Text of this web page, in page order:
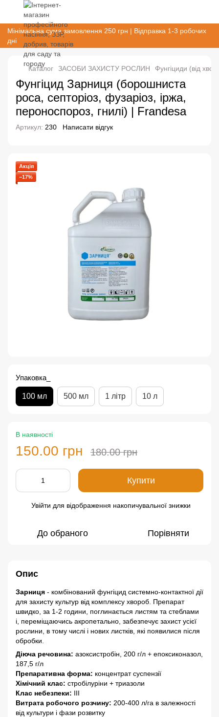
Мінімальна сума замовлення 250 грн | Відправка 1-3 робочих
дні
Каталог ЗАСОБИ ЗАХИСТУ РОСЛИН Фунгіциди (від
Фунгіцид Зарниця (борошниста
роса, септоріоз, фузаріоз, іржа,
пероноспороз, гнилі) | Frandesa
Артикул: 230 Написати відгук
Акція
−17%
Упаковка_
100 мл 500 мл 1 літр 10 л
В наявності
150.00 грн 180.00 грн
Купити
Увійти для відображення накопичувальної знижки
До обраного Порівняти
Опис
Зарниця - комбінований фунгіцид системно-контактної дії
для захисту культур від комплексу хвороб. Препарат
швидко, за 1-2 години, поглинається листям та стеблами
і, переміщаючись акропетально, забезпечує захист усієї
рослини, в тому числі і нових листків, які появилися після
обробки.
Діюча речовина: азоксистробін, 200 г/л + епоксиконазол,
187,5 г/л
Препаративна форма: концентрат суспензії
Хімічний клас: стробілуріни + триазоли
Клас небезпеки: ІІІ
Витрата робочого розчину: 200-400 л/га в залежності
від культури і фази розвитку